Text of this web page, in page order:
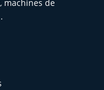
machines de